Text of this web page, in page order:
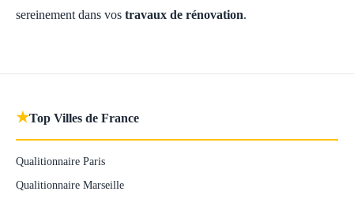
sereinement dans vos travaux de rénovation.
★Top Villes de France
Qualitionnaire Paris
Qualitionnaire Marseille